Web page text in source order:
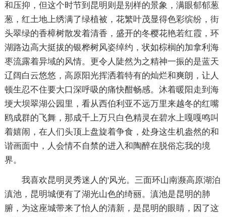
和压抑，但这个时节到昆明则是别样的景象，满眼郁郁葱
葱，红土地上绣满了绿植被，花繁叶茂显得色彩缤纷，街
头翠绿的香樟树散发着清香，盛开的冬樱花艳若红霞，环
湖路边高大挺拔的银桦树风姿绰约，状如棕榈的加拿利海
枣流露着异域的风情。更令人陡然为之精神一振的是蓝天
辽阔白云悠悠，高原阳光挥洒着特有的灿烂和爽朗，让人
顿生忍不住要大口深呼吸的痛快酣畅感。沐着暖阳走到海
埂大坝翠湖公园里，看从西伯利亚不远万里来越冬的红嘴
鸥成群的飞舞，那成千上万只白色精灵在碧水上嘎嘎鸣叫
着嬉闹，在人们头顶上盘旋着争食，处身这生机盎然的和
谐画面中，人会情不自禁的进入和陶醉在脱俗忘我的境
界。
我喜欢昆明灵秀迷人的'风光。三面环山南濒高原湖泊
滇池，昆明城便有了湖光山色的绮丽。滇池是昆明的肺
腑，为这座城带来了怡人的清新，是昆明的眼睛，因了这